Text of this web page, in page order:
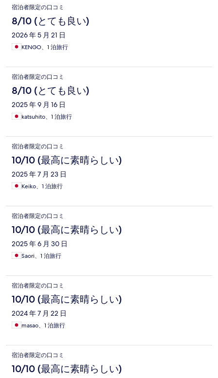
宿泊者限定の口コミ
8/10 (とても良い)
2026 年 5 月 21 日
KENGO、1 泊旅行
宿泊者限定の口コミ
8/10 (とても良い)
2025 年 9 月 16 日
katsuhito、1 泊旅行
宿泊者限定の口コミ
10/10 (最高に素晴らしい)
2025 年 7 月 23 日
Keiko、1 泊旅行
宿泊者限定の口コミ
10/10 (最高に素晴らしい)
2025 年 6 月 30 日
Saori、1 泊旅行
宿泊者限定の口コミ
10/10 (最高に素晴らしい)
2024 年 7 月 22 日
masao、1 泊旅行
宿泊者限定の口コミ
10/10 (最高に素晴らしい)